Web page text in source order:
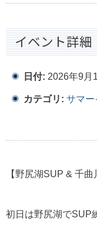
イベント詳細
日付: 2026年9月
カテゴリ: サマー
【野尻湖SUP & 千
初日は野尻湖でSUP